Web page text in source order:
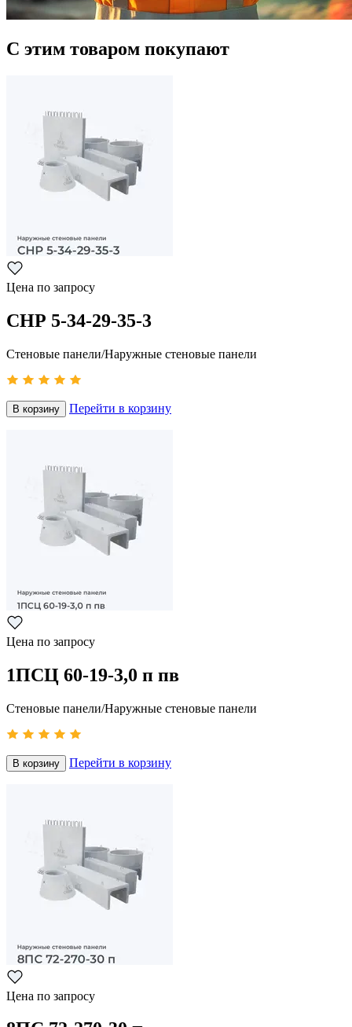
С этим товаром покупают
Цена по запросу
СНР 5-34-29-35-3
Стеновые панели/Наружные стеновые панели
В корзину Перейти в корзину
Цена по запросу
1ПСЦ 60-19-3,0 п пв
Стеновые панели/Наружные стеновые панели
В корзину Перейти в корзину
Цена по запросу